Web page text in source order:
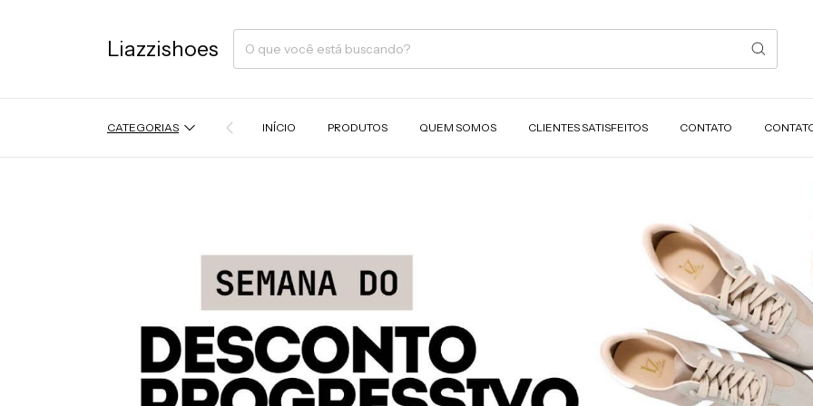
Liazzishoes
CATEGORIAS INÍCIO PRODUTOS QUEM SOMOS CLIENTES SATISFEITOS CONTATO